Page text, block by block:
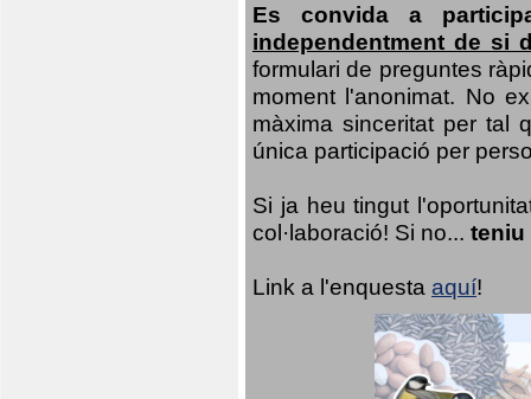
Es convida a
independentment de si
formulari de preguntes
moment l'anonimat. No
màxima sinceritat per tal
única participació per
Si ja heu tingut
col·laboració! Si no... teniu
Link a l'enquesta aquí!